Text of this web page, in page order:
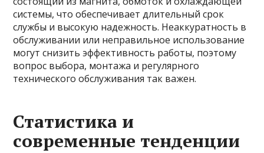
системы, что обеспечивает длительный срок
службы и высокую надежность. Неаккуратность в
обслуживании или неправильное использование
могут снизить эффективность работы, поэтому
вопрос выбора, монтажа и регулярного
технического обслуживания так важен.
Статистика и
современные тенденции